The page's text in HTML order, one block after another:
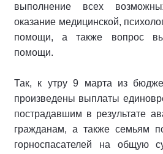
выполнение всех
оказание медицинской,
помощи, а также вопрос
помощи.
Так, к утру 9 марта из
произведены выплаты
пострадавшим в результате
гражданам, а также семьям
горноспасателей на общую